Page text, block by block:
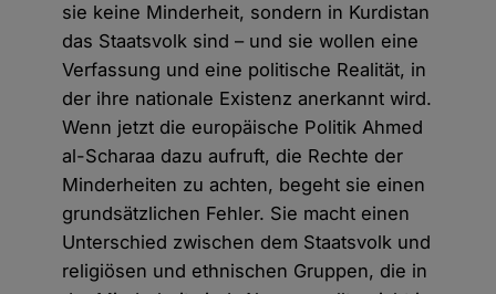
sie keine Minderheit, sondern in Kurdistan
das Staatsvolk sind – und sie wollen eine
Verfassung und eine politische Realität, in
der ihre nationale Existenz anerkannt wird.
Wenn jetzt die europäische Politik Ahmed
al-Scharaa dazu aufruft, die Rechte der
Minderheiten zu achten, begeht sie einen
grundsätzlichen Fehler. Sie macht einen
Unterschied zwischen dem Staatsvolk und
religiösen und ethnischen Gruppen, die in